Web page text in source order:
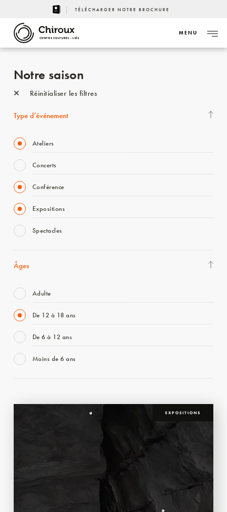
TÉLÉCHARGER NOTRE BROCHURE
CENTRE CULTUREL - LIÈGE
MENU
Notre saison
Réinitialiser les filtres
Type d’événement
Ateliers
Concerts
Conférence
Expositions
Spectacles
Âges
Adulte
De 12 à 18 ans
De 6 à 12 ans
Moins de 6 ans
EXPOSITIONS